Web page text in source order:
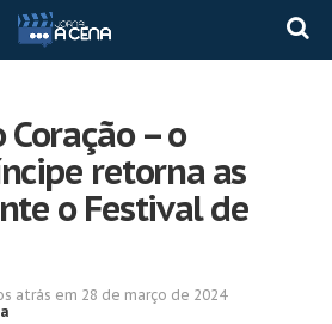
Coração – o
retorna as
o Festival de
atrás em 28 de março de 2024